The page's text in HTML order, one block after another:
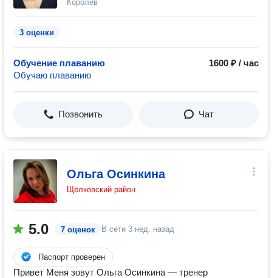
Королёв
3 оценки
Обучение плаванию
1600 ₽ / час
Обучаю плаванию
Позвонить Чат
Ольга Осинкина
Щёлковский район
5.0 7 оценок В сети 3 нед. назад
Паспорт проверен
Привет Меня зовут Ольга Осинкина — тренер